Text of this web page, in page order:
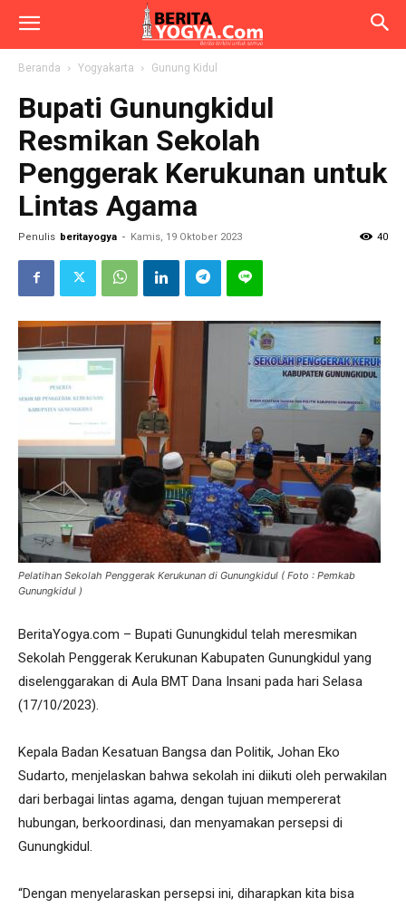
Beranda Yogyakarta Gunung Kidul
Bupati Gunungkidul
Resmikan Sekolah
Penggerak Kerukunan untuk
Lintas Agama
Penulis beritayogya - Kamis, 19 Oktober 2023 40
Pelatihan Sekolah Penggerak Kerukunan di Gunungkidul ( Foto : Pemkab
Gunungkidul )
BeritaYogya.com – Bupati Gunungkidul telah meresmikan
Sekolah Penggerak Kerukunan Kabupaten Gunungkidul yang
diselenggarakan di Aula BMT Dana Insani pada hari Selasa
(17/10/2023).
Kepala Badan Kesatuan Bangsa dan Politik, Johan Eko
Sudarto, menjelaskan bahwa sekolah ini diikuti oleh perwakilan
dari berbagai lintas agama, dengan tujuan mempererat
hubungan, berkoordinasi, dan menyamakan persepsi di
Gunungkidul.
“Dengan menyelaraskan persepsi ini, diharapkan kita bisa